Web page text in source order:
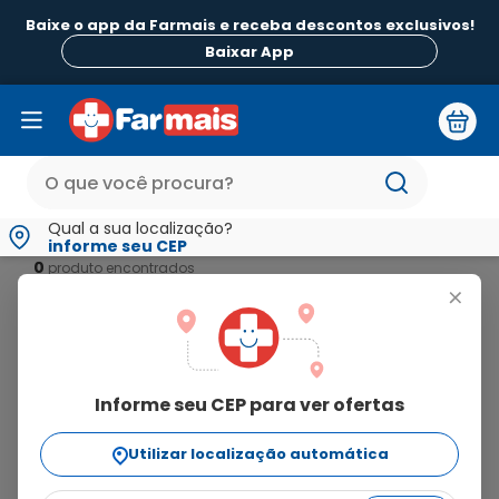
Baixe o app da Farmais e receba descontos exclusivos!
Baixar App
Qual a sua localização?
informe seu CEP
+
Informe seu CEP para ver ofertas
Utilizar localização automática
0 produto
Nenhum produto encontrado
O que eu devo fazer?